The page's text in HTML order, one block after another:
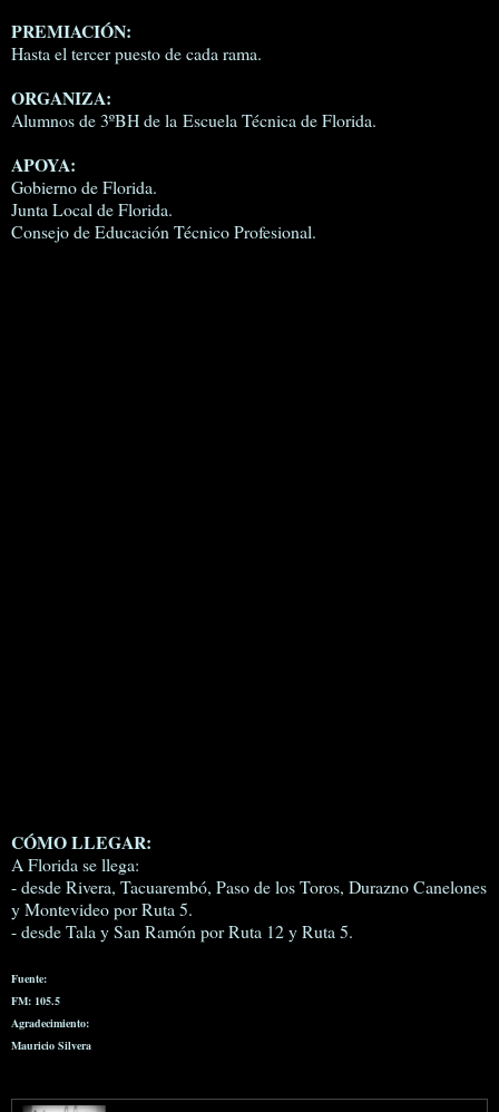
PREMIACIÓN:
Hasta el tercer puesto de cada rama.
ORGANIZA:
Alumnos de 3ºBH de la Escuela Técnica de Florida.
APOYA:
Gobierno de Florida.
Junta Local de Florida.
Consejo de Educación Técnico Profesional.
CÓMO LLEGAR:
A Florida se llega:
- desde Rivera, Tacuarembó, Paso de los Toros, Durazno Canelones
y Montevideo por Ruta 5.
- desde Tala y San Ramón por Ruta 12 y Ruta 5.
Fuente:
FM: 105.5
Agradecimiento:
Mauricio Silvera